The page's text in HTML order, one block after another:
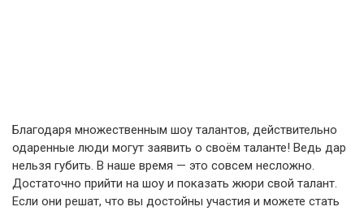
Благодаря множественным шоу талантов, действительно
одаренные люди могут заявить о своём таланте! Ведь дар
нельзя губить. В наше время — это совсем несложно.
Достаточно прийти на шоу и показать жюри свой талант.
Если они решат, что вы достойны участия и можете стать